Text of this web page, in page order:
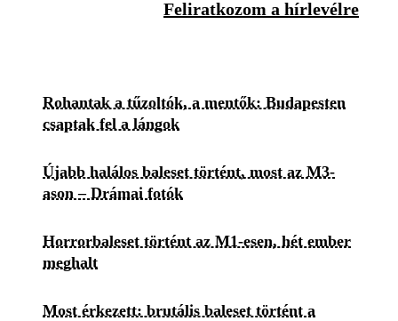
Feliratkozom a hírlevélre
Rohantak a tűzoltók, a mentők: Budapesten
csaptak fel a lángok
Újabb halálos baleset történt, most az M3-
ason – Drámai fotók
Horrorbaleset történt az M1-esen, hét ember
meghalt
Most érkezett: brutális baleset történt a